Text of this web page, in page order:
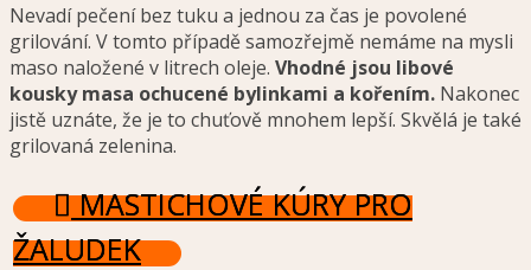
Nevadí pečení bez tuku a jednou za čas je povolené
grilování. V tomto případě samozřejmě nemáme na mysli
maso naložené v litrech oleje. Vhodné jsou libové
kousky masa ochucené bylinkami a kořením. Nakonec
jistě uznáte, že je to chuťově mnohem lepší. Skvělá je také
grilovaná zelenina.
MASTICHOVÉ KÚRY PRO
ŽALUDEK